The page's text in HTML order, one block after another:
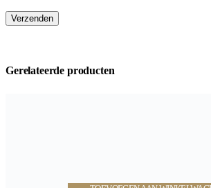
Gerelateerde producten